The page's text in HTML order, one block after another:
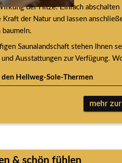
der Hitze. Einfach abschalten
Kraft der Natur und lassen
Saunalandschaft stehen Ihnen
und Ausstattungen zur Verfügung.
den Hellweg-Sole-Thermen
mehr
& schön fühlen